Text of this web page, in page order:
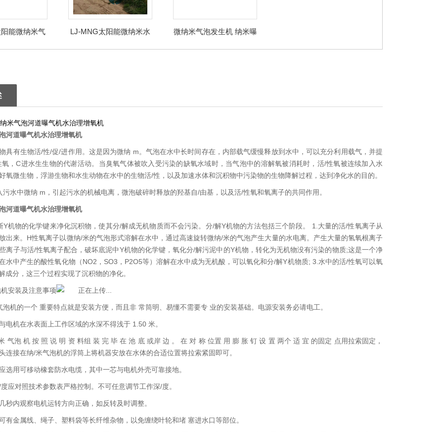
能微纳米气
LJ-MNG太阳能微纳米水
微纳米气泡发生机 纳米曝
河道曝气机水治理增氧机
具有生物活/性/促/进作用。这是因为微纳 m。气泡在水中长时间存在，内部载气缓慢释放到水中，可以充分利用载气，并提
，C进水生生物的代谢活动。当臭氧气体被吹入受污染的缺氧水域时，当气泡中的溶解氧被消耗时，活/性氧被连续加入水
氧微生物，浮游生物和水生动物在水中的生物活/性，以及加速水体和沉积物中污染物的生物降解过程，达到净化水的目的。
污水中微纳 m，引起污水的机械电离，微泡破碎时释放的羟基自/由基，以及活/性氧和氧离子的共同作用。
河道曝气机水治理增氧机
Y机物的化学键来净化沉积物，使其分/解成无机物质而不会污染。分/解Y机物的方法包括三个阶段。 1.大量的活/性氧离子从
出来。H性氧离子以微纳/米的气泡形式溶解在水中，通过高速旋转微纳/米的气泡产生大量的水电离。产生大量的氢氧根离子
离子与活/性氧离子配合，破坏底泥中Y机物的化学键，氧化分/解污泥中的Y机物，转化为无机物没有污染的物质;这是一个净
水中产生的酸性氧化物（NO2，SO3，P2O5等）溶解在水中成为无机酸，可以氧化和分/解Y机物质; 3.水中的活/性氧可以氧
成分，这三个过程实现了沉积物的净化。
安装及注意事项
机的一个 重要特点就是安装方便，而且非 常筒明、易懂不需要专 业的安装基础。电源安装务必请电工。
电机在水表面上工作区域的水深不得浅于 1.50 米。
气泡 机 按 照 说 明 资 料组 装 完 毕 在 池 底 或岸 边 。 在 对 称 位置 用 膨 胀 钉 设 置 两个 适 宜 的固定 点用拉索固定，
连接在纳/米气泡机的浮筒上将机器安放在水体的合适位置将拉索紧固即可。
选用可移动橡套防水电缆，其中一芯与电机外壳可靠接地。
应对照技术参数表严格控制。不可任意调节工作深/度。
秒内观察电机运转方向正确，如反转及时调整。
有金属线、绳子、塑料袋等长纤维杂物，以免缠绕叶轮和堵 塞进水口等部位。